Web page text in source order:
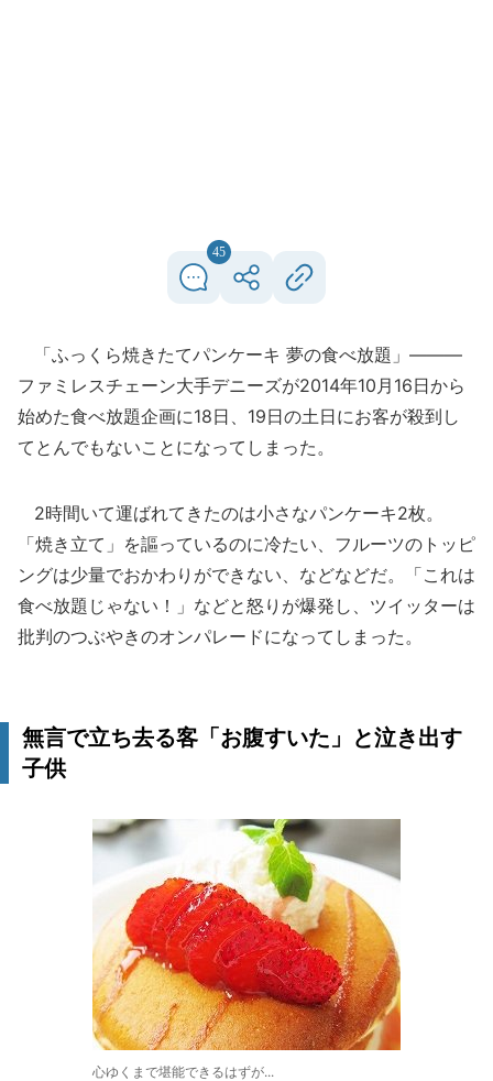
45
「ふっくら焼きたてパンケーキ 夢の食べ放題」―――
ファミレスチェーン大手デニーズが2014年10月16日から
始めた食べ放題企画に18日、19日の土日にお客が殺到し
てとんでもないことになってしまった。
2時間いて運ばれてきたのは小さなパンケーキ2枚。
「焼き立て」を謳っているのに冷たい、フルーツのトッピ
ングは少量でおかわりができない、などなどだ。「これは
食べ放題じゃない！」などと怒りが爆発し、ツイッターは
批判のつぶやきのオンパレードになってしまった。
無言で立ち去る客「お腹すいた」と泣き出す
子供
心ゆくまで堪能できるはずが...